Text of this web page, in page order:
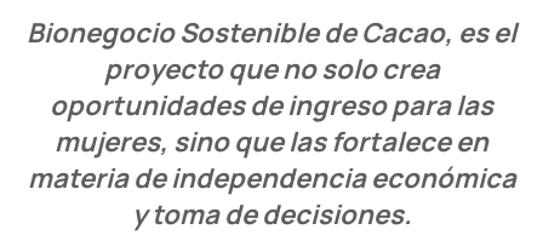
Bionegocio Sostenible de Cacao, es el
proyecto que no solo crea
oportunidades de ingreso para las
mujeres, sino que las fortalece en
materia de independencia económica
y toma de decisiones.